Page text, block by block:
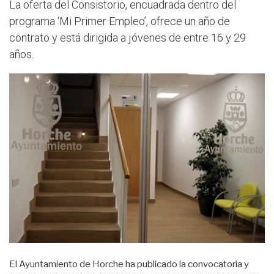
La oferta del Consistorio, encuadrada dentro del
programa ‘Mi Primer Empleo’, ofrece un año de
contrato y está dirigida a jóvenes de entre 16 y 29
años.
El Ayuntamiento de Horche ha publicado la convocatoria y